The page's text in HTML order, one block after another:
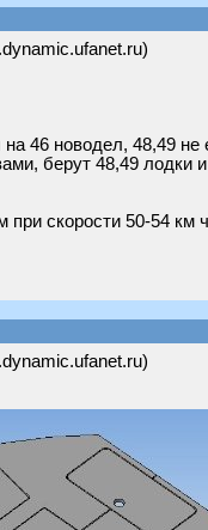
46 новодел, 48,49 не
берут 48,49 лодки
при скорости 50-54